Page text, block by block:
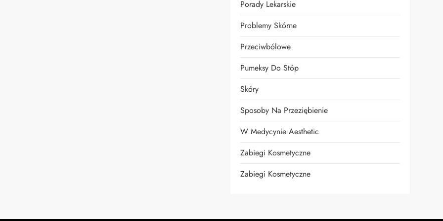
Porady Lekarskie
Problemy Skórne
Przeciwbólowe
Pumeksy Do Stóp
Skóry
Sposoby Na Przeziębienie
W Medycynie Aesthetic
Zabiegi Kosmetyczne
Zabiegi Kosmetyczne